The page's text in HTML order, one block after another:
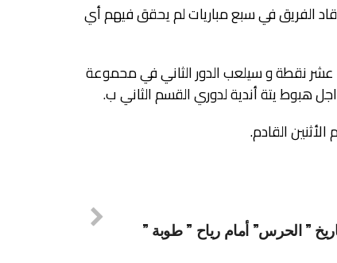
الفريق في سبع مباريات لم يحقق فيهم أي
نقطة و سيلعب الدور الثاني في محموعة
القادم.
” الحرس” أمام رياح ” طوبة ”